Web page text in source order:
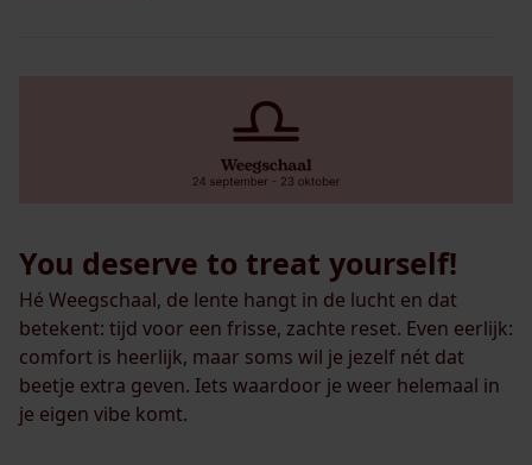
You deserve to treat yourself!
Hé Weegschaal, de lente hangt in de lucht en dat
betekent: tijd voor een frisse, zachte reset. Even eerlijk:
comfort is heerlijk, maar soms wil je jezelf nét dat
beetje extra geven. Iets waardoor je weer helemaal in
je eigen vibe komt.